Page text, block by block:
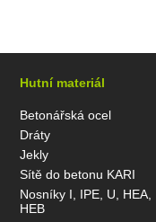
Hutní materiál
Betonářská ocel
Dráty
Jekly
Sítě do betonu KARI
Nosníky I, IPE, U, HEA,
HEB